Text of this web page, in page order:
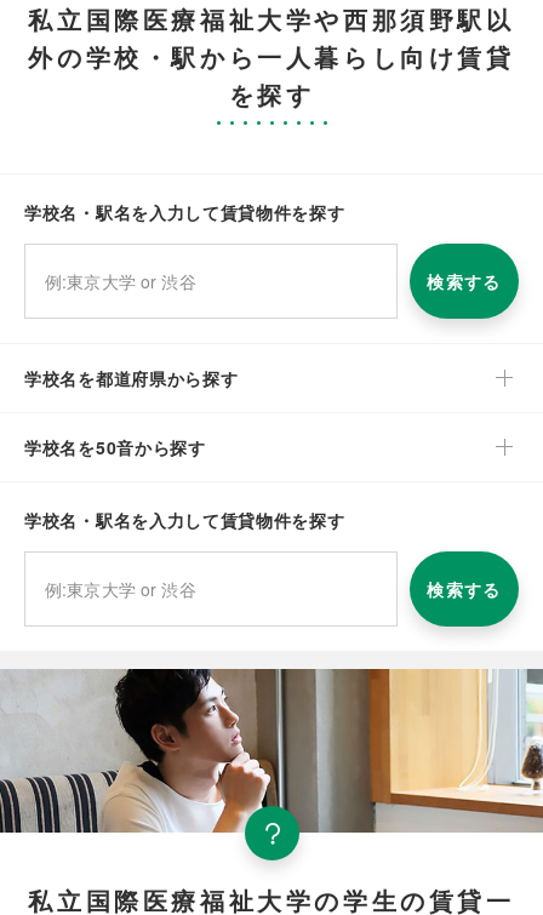
私立国際医療福祉大学や西那須野駅以
外の学校・駅から一人暮らし向け賃貸
を探す
学校名・駅名を入力して賃貸物件を探す
検索する
学校名を都道府県から探す
学校名を50音から探す
学校名・駅名を入力して賃貸物件を探す
検索する
私立国際医療福祉大学の学生の賃貸一